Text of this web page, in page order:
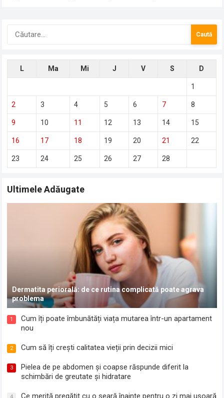
Caută
după:
L Ma Mi J V S D
1
2 3 4 5 6 7 8
9 10 11 12 13 14 15
16 17 18 19 20 21 22
23 24 25 26 27 28
Ultimele Adăugate
Dermatita periorală: de ce rutina complicată poate agrava
problema
1
Cum îți poate îmbunătăți viața mutarea într-un apartament
nou
2 Cum să îți crești calitatea vieții prin decizii mici
3
Pielea de pe abdomen și coapse răspunde diferit la
schimbări de greutate și hidratare
4 Ce merită pregătit cu o seară înainte pentru o zi mai ușoară